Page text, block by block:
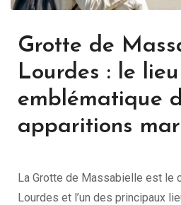
Grotte de
Lourdes : le lieu
emblématique
apparitions
La Grotte de Massabielle est le
Lourdes et l’un des principaux